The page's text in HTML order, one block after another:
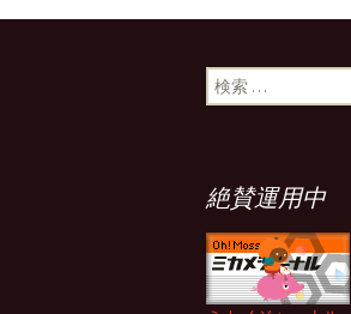
検
索:
絶賛運用中